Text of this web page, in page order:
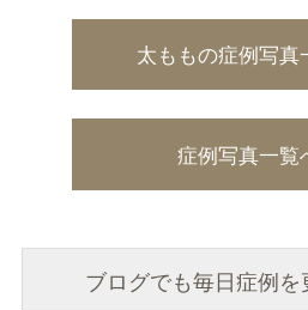
太ももの症例写真
症例写真一覧
ブログでも毎日症例